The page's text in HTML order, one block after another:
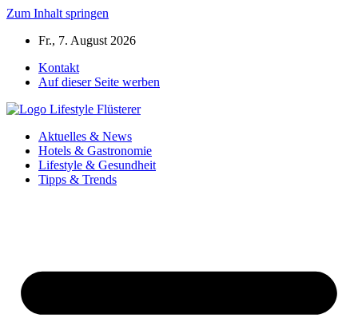
Zum Inhalt springen
Fr., 7. August 2026
Kontakt
Auf dieser Seite werben
Aktuelles & News
Hotels & Gastronomie
Lifestyle & Gesundheit
Tipps & Trends